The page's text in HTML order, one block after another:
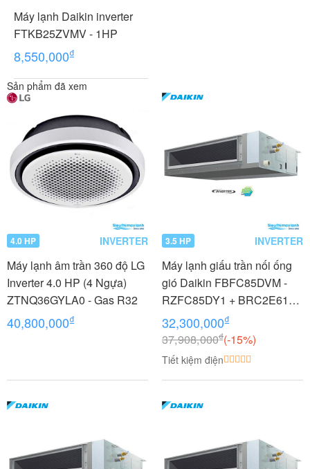
Máy lạnh Daikin inverter
FTKB25ZVMV - 1HP
8,550,000₫
Sản phẩm đã xem
4.0 HP INVERTER
Máy lạnh âm trần 360 độ LG
Inverter 4.0 HP (4 Ngựa)
ZTNQ36GYLA0 - Gas R32
40,800,000₫
3.5 HP INVERTER
Máy lạnh giấu trần nối ống
gió Daikin FBFC85DVM -
RZFC85DY1 + BRC2E61
3.5 HP (3.5 Ngựa) Inverter -
3 pha
32,300,000₫
37,908,000₫(-15%)
Tiết kiệm điện